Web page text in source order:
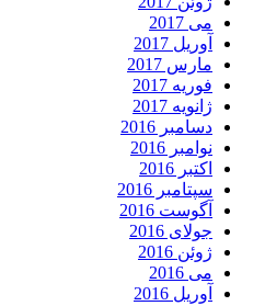
می 2017
آوریل 2017
مارس 2017
فوریه 2017
ژانویه 2017
دسامبر 2016
نوامبر 2016
اکتبر 2016
سپتامبر 2016
آگوست 2016
جولای 2016
ژوئن 2016
می 2016
آوریل 2016